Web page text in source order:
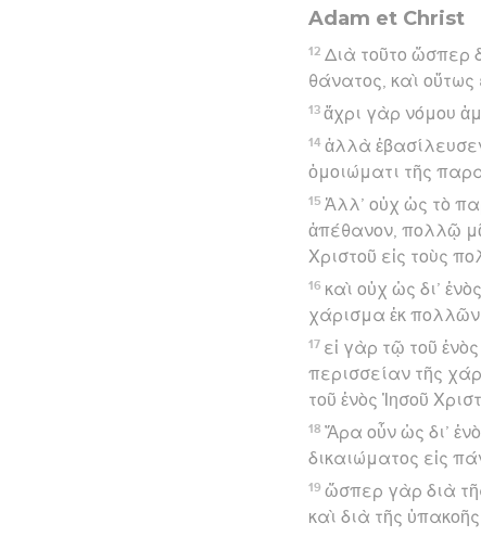
Adam et Christ
12 Διὰ τοῦτο ὥσπερ
θάνατος, καὶ
13 ἄχρι γὰρ νόμου
14 ἀλλὰ
ὁμοιώματι τῆς
15 Ἀλλ’ οὐχ ὡς τὸ
ἀπέθανον, πολλῷ
Χριστοῦ εἰς τοὺς
16 καὶ οὐχ ὡς δι’
χάρισμα ἐκ
17 εἰ γὰρ τῷ τοῦ
περισσείαν τῆς
τοῦ ἑνὸς Ἰησοῦ
18 Ἄρα οὖν ὡς δι’
δικαιώματος εἰς
19 ὥσπερ γὰρ διὰ
καὶ διὰ τῆς